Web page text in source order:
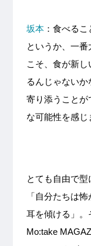
坂本：食べるこ
というか、一
こそ、食が新
るんじゃない
寄り添うことが
な可能性を感じ
とても自由で型
「自分たちは
耳を傾ける」。
Mo:take